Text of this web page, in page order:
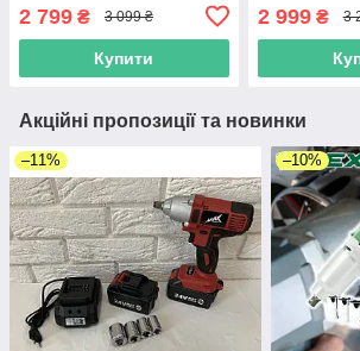
2 799 ₴ 3 099 ₴
Купити
2 999₴ 3
Акційні пропозиції та новинки
–11% –10%